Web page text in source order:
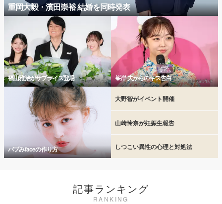
重岡大毅・濱田崇裕 結婚を同時発表
福山雅治がサプライズ登場 峯岸 夫からのキス告白
バブみfaceの作り方
大野智がイベント開催
山崎怜奈が妊娠生報告
しつこい異性の心理と対処法
記事ランキング
RANKING